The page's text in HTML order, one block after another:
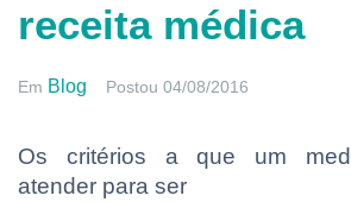
receita médica
Em Blog Postou 04/08/2016
Os critérios a que um
atender para ser